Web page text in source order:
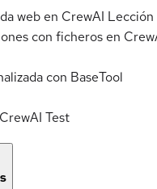
web en CrewAI Lección
con ficheros en
con BaseTool
Test